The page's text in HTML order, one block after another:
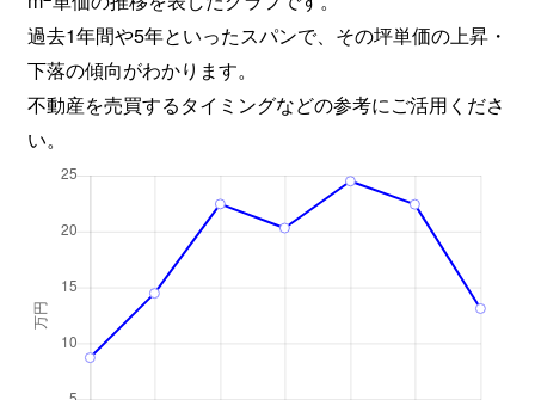
過去1年間や5年といったスパンで、その坪単価の上昇・
下落の傾向がわかります。
不動産を売買するタイミングなどの参考にご活用くださ
い。